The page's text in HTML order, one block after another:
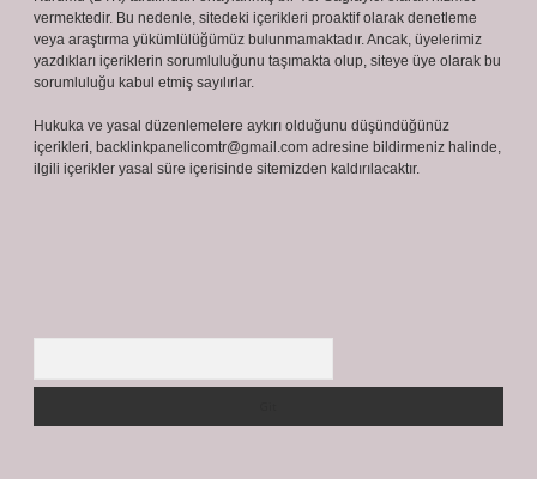
vermektedir. Bu nedenle, sitedeki içerikleri proaktif olarak denetleme
veya araştırma yükümlülüğümüz bulunmamaktadır. Ancak, üyelerimiz
yazdıkları içeriklerin sorumluluğunu taşımakta olup, siteye üye olarak bu
sorumluluğu kabul etmiş sayılırlar.
Hukuka ve yasal düzenlemelere aykırı olduğunu düşündüğünüz
içerikleri, backlinkpanelicomtr@gmail.com adresine bildirmeniz halinde,
ilgili içerikler yasal süre içerisinde sitemizden kaldırılacaktır.